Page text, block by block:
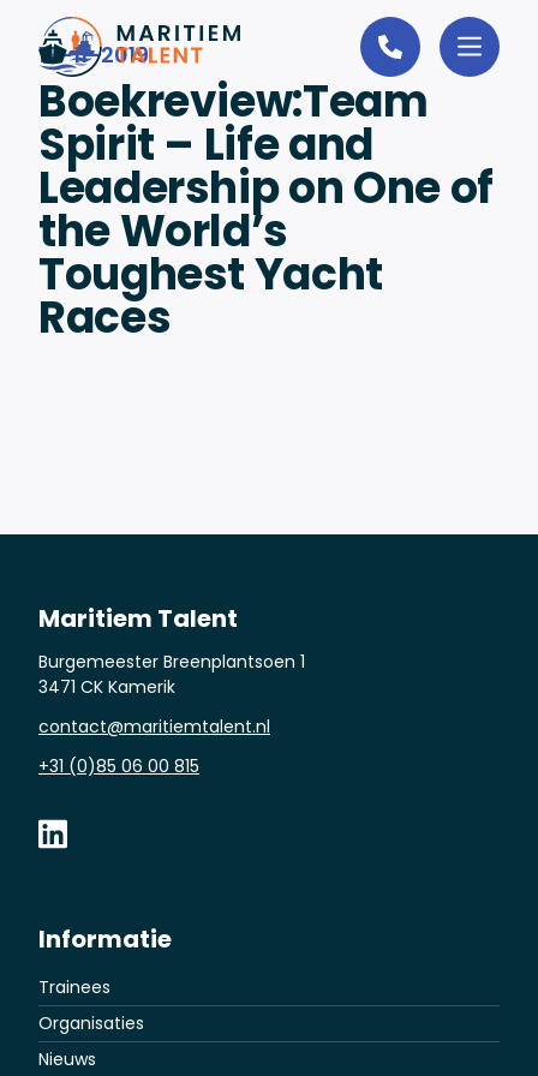
Ga naar de inhoud
10-11-2019
Boekreview:Team
Spirit – Life and
Leadership on One of
the World’s
Toughest Yacht
Races
Informatie
Trainees
Organisaties
Nieuws
Maritiem Talent
Burgemeester Breenplantsoen 1
3471 CK Kamerik
contact@maritiemtalent.nl
+31 (0)85 06 00 815